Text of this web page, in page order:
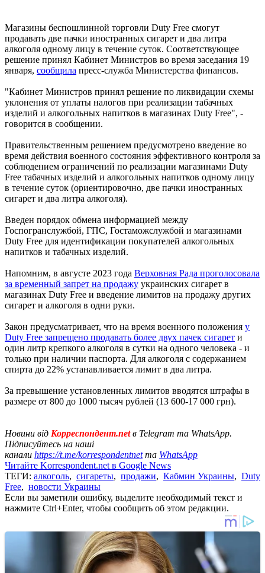
Магазины беспошлинной торговли Duty Free смогут
продавать две пачки иностранных сигарет и два литра
алкоголя одному лицу в течение суток. Соответствующее
решение принял Кабинет Министров во время заседания 19
января, сообщила пресс-служба Министерства финансов.
"Кабинет Министров принял решение по ликвидации схемы
уклонения от уплаты налогов при реализации табачных
изделий и алкогольных напитков в магазинах Duty Free", -
говорится в сообщении.
Правительственным решением предусмотрено введение во
время действия военного состояния эффективного контроля за
соблюдением ограничений по реализации магазинами Duty
Free табачных изделий и алкогольных напитков одному лицу
в течение суток (ориентировочно, две пачки иностранных
сигарет и два литра алкоголя).
Введен порядок обмена информацией между
Госпогранслужбой, ГПС, Гостаможслужбой и магазинами
Duty Free для идентификации покупателей алкогольных
напитков и табачных изделий.
Напомним, в августе 2023 года Верховная Рада проголосовала
за временный запрет на продажу украинских сигарет в
магазинах Duty Free и введение лимитов на продажу других
сигарет и алкоголя в одни руки.
Закон предусматривает, что на время военного положения у
Duty Free запрещено продавать более двух пачек сигарет и
один литр крепкого алкоголя в сутки на одного человека - и
только при наличии паспорта. Для алкоголя с содержанием
спирта до 22% устанавливается лимит в два литра.
За превышение установленных лимитов вводятся штрафы в
размере от 800 до 1000 тысяч рублей (13 600-17 000 грн).
Новини від Корреспондент.netв Telegram та WhatsApp.
Підписуйтесь на наші
канали https://t.me/korrespondentnetта WhatsApp
Читайте Korrespondent.net в Google News
ТЕГИ: алкоголь, сигареты, продажи, Кабмин Украины, Duty
Free, новости Украины
Если вы заметили ошибку, выделите необходимый текст и
нажмите Ctrl+Enter, чтобы сообщить об этом редакции.